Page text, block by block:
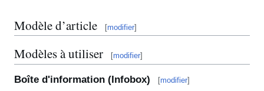
Modèle d’article [modifier]
Modèles à utiliser [modifier]
Boîte d'information (Infobox) [modifier]